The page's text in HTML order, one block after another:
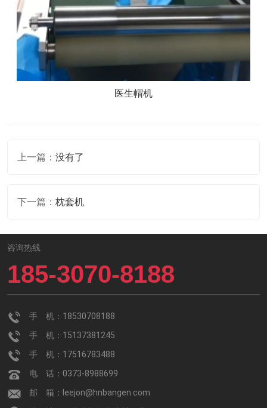
医生帽机
上一篇： 没有了
下一篇： 枕套机
咨询热线
185-3070-8188
手 机：18530708188
手 机：15137381245
手 机：17516783488
电 话：0373-8988699
邮 箱：leejon@hnbangen.com